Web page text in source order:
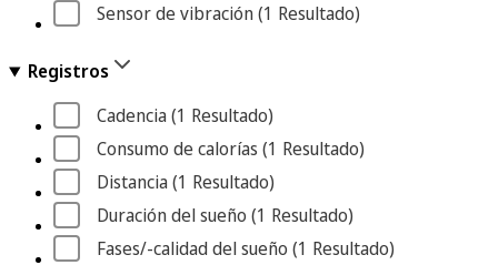
Sensor de vibración (1 Resultado)
Registros
Cadencia (1 Resultado)
Consumo de calorías (1 Resultado)
Distancia (1 Resultado)
Duración del sueño (1 Resultado)
Fases/-calidad del sueño (1 Resultado)